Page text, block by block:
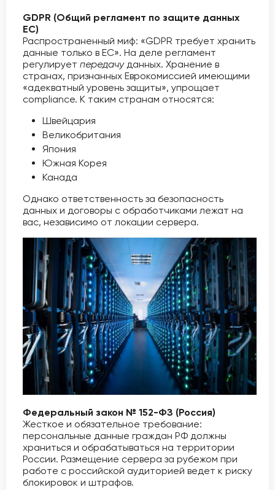
GDPR (Общий регламент по защите данных
ЕС)
Распространенный миф: «GDPR требует хранить
данные только в ЕС». На деле регламент
регулирует передачуданных. Хранение в
странах, признанных Еврокомиссией имеющими
«адекватный уровень защиты», упрощает
compliance. К таким странам относятся:
Швейцария
Великобритания
Япония
Южная Корея
Канада
Однако ответственность за безопасность
данных и договоры с обработчиками лежат на
вас, независимо от локации сервера.
Федеральный закон № 152-ФЗ (Россия)
Жесткое и обязательное требование:
персональные данные граждан РФ должны
храниться и обрабатываться на территории
России. Размещение сервера за рубежом при
работе с российской аудиторией ведет к риску
блокировок и штрафов.